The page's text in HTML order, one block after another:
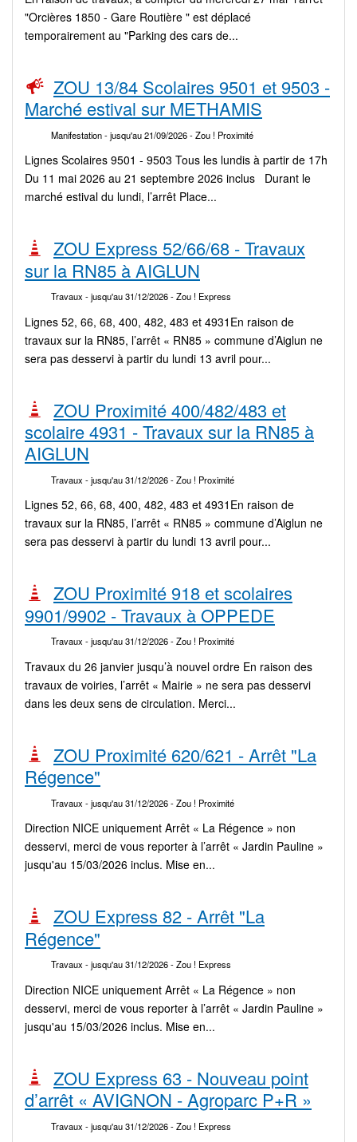
"Orcières 1850 - Gare Routière " est déplacé
temporairement au "Parking des cars de...
ZOU 13/84 Scolaires 9501 et 9503 -
Marché estival sur METHAMIS
Manifestation- jusqu'au 21/09/2026- Zou ! Proximité
Lignes Scolaires 9501 - 9503 Tous les lundis à partir de 17h
Du 11 mai 2026 au 21 septembre 2026 inclus Durant le
marché estival du lundi, l’arrêt Place...
ZOU Express 52/66/68 - Travaux
sur la RN85 à AIGLUN
Travaux - jusqu'au 31/12/2026- Zou ! Express
Lignes 52, 66, 68, 400, 482, 483 et 4931En raison de
travaux sur la RN85, l’arrêt « RN85 » commune d’Aiglun ne
sera pas desservi à partir du lundi 13 avril pour...
ZOU Proximité 400/482/483 et
scolaire 4931 - Travaux sur la RN85 à
AIGLUN
Travaux - jusqu'au 31/12/2026- Zou ! Proximité
Lignes 52, 66, 68, 400, 482, 483 et 4931En raison de
travaux sur la RN85, l’arrêt « RN85 » commune d’Aiglun ne
sera pas desservi à partir du lundi 13 avril pour...
ZOU Proximité 918 et scolaires
9901/9902 - Travaux à OPPEDE
Travaux - jusqu'au 31/12/2026- Zou ! Proximité
Travaux du 26 janvier jusqu’à nouvel ordre En raison des
travaux de voiries, l’arrêt « Mairie » ne sera pas desservi
dans les deux sens de circulation. Merci...
ZOU Proximité 620/621 - Arrêt "La
Régence"
Travaux - jusqu'au 31/12/2026- Zou ! Proximité
Direction NICE uniquement Arrêt « La Régence » non
desservi, merci de vous reporter à l’arrêt « Jardin Pauline »
jusqu'au 15/03/2026 inclus. Mise en...
ZOU Express 82 - Arrêt "La
Régence"
Travaux - jusqu'au 31/12/2026- Zou ! Express
Direction NICE uniquement Arrêt « La Régence » non
desservi, merci de vous reporter à l’arrêt « Jardin Pauline »
jusqu'au 15/03/2026 inclus. Mise en...
ZOU Express 63 - Nouveau point
d’arrêt « AVIGNON - Agroparc P+R »
Travaux - jusqu'au 31/12/2026- Zou ! Express